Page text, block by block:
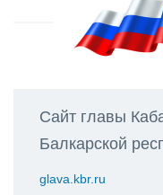
Сайт главы
Балкарской
glava.kbr.ru